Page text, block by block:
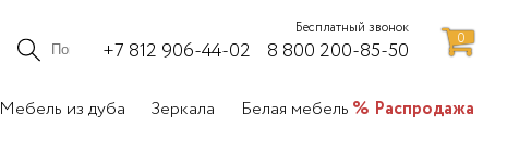
+7 812 906-44-02
Бесплатный звонок
8 800 200-85-50 0
Мебель из дуба Зеркала Белая мебель Распродажа